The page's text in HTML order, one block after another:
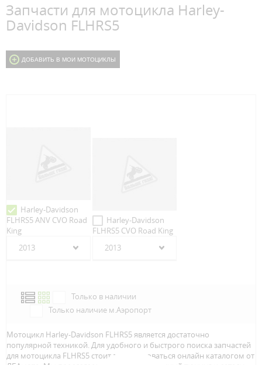
Запчасти для мотоцикла Harley-
Davidson FLHRS5
ДОБАВИТЬ В МОИ МОТОЦИКЛЫ
Harley-Davidson
FLHRS5 ANV CVO Road
King
2013
Harley-Davidson
FLHRS5 CVO Road King
2013
Только в наличии
Только наличие м.Аэропорт
Мотоцикл Harley-Davidson FLHRS5 является достаточно
популярной техникой. Для удобного и быстрого поиска запчастей
для мотоцикла FLHRS5 стоит воспользоваться онлайн каталогом от